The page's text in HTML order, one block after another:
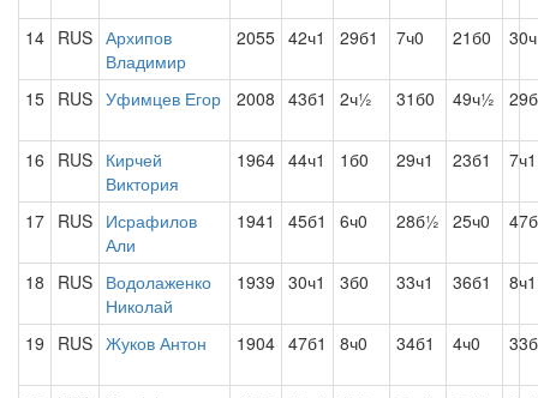
14 RUS Архипов
Владимир
2055 42ч1 29б1 7ч0 21б0
15 RUS Уфимцев Егор 2008 43б1 2ч½ 31б0 49ч½
16 RUS Кирчей
Виктория
1964 44ч1 1б0 29ч1 23б1 7ч1
17 RUS Исрафилов
Али
1941 45б1 6ч0 28б½ 25ч0
18 RUS Водолаженко
Николай
1939 30ч1 3б0 33ч1 36б1 8ч1
19 RUS Жуков Антон 1904 47б1 8ч0 34б1 4ч0